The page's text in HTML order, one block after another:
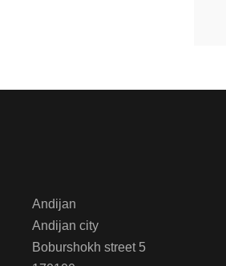
Andijan
Andijan city
Boburshokh street 5